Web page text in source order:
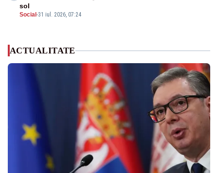
Social -31 iul. 2026, 07:24
sol
ACTUALITATE